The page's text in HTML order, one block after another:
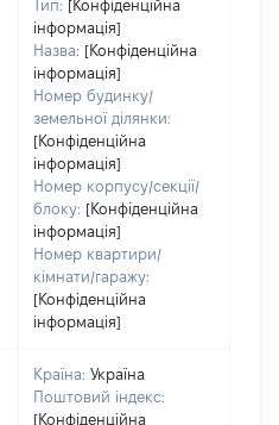
Тип: [Конфіденційна
інформація]
Назва: [Конфіденційна
інформація]
Номер будинку/
земельної ділянки:
[Конфіденційна
інформація]
Номер корпусу/секції/
блоку: [Конфіденційна
інформація]
Номер квартири/
кімнати/гаражу:
[Конфіденційна
інформація]
Країна: Україна
Поштовий індекс:
[Конфіденційна